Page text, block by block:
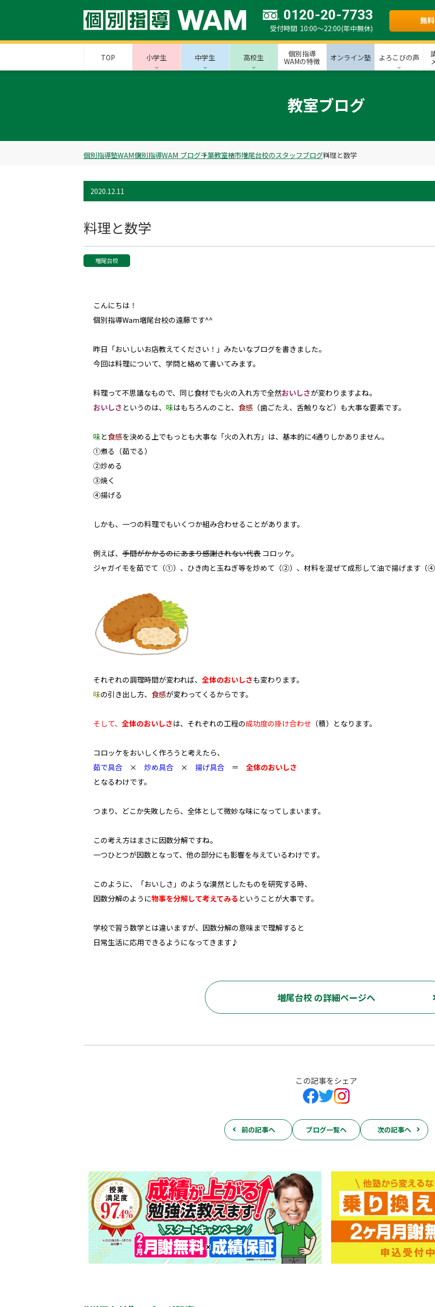
0120-20-7733
受付時間 10:00～22:00(年中無休)
無
TOP 小学生 中学生 高校生
個別指導
WAMの特徴
オンライン塾 よろこびの声
教室ブログ
個別指導塾WAM個別指導WAM ブログ千葉教室柏市増尾台校のスタッフブログ料理と数学
2020.12.11
料理と数学
増尾台校
こんにちは！
個別指導Wam増尾台校の遠藤です^^
昨日「おいしいお店教えてください！」みたいなブログを書きました。
今回は料理について、学問と絡めて書いてみます。
料理って不思議なもので、同じ食材でも火の入れ方で全然おいしさが変わりますよね。
おいしさ というのは、 味はもちろんのこと、 食感 （歯ごたえ、舌触りなど）も大事な要素です。
味と食感を決める上でもっとも大事な「火の入れ方」は、基本的に4通りしかありません。
①煮る（茹でる）
②炒める
③焼く
④揚げる
しかも、一つの料理でもいくつか組み合わせることがあります。
例えば、 手間がかかるのにあまり感謝されない代表 コロッケ。
ジャガイモを茹でて（①）、ひき肉と玉ねぎ等を炒めて（②）、材料を混ぜて成形して油で揚げます（
それぞれの調理時間が変われば、 全体のおいしさも変わります。
味の引き出し方、 食感が変わってくるからです。
そして、 全体のおいしさは、それぞれの工程の成功度の掛け合わせ （積）となります。
コロッケをおいしく作ろうと考えたら、
茹で具合 × 炒め具合 × 揚げ具合 ＝ 全体のおいしさ
となるわけです。
つまり、どこか失敗したら、全体として微妙な味になってしまいます。
この考え方はまさに因数分解ですね。
一つひとつが因数となって、他の部分にも影響を与えているわけです。
このように、「おいしさ」のような漠然としたものを研究する時、
因数分解のように物事を分解して考えてみる ということが大事です。
学校で習う数学とは違いますが、因数分解の意味まで理解すると
日常生活に応用できるようになってきます♪
増尾台校 の詳細ページへ
この記事をシェア
前の記事へ ブログ一覧へ 次の記事へ